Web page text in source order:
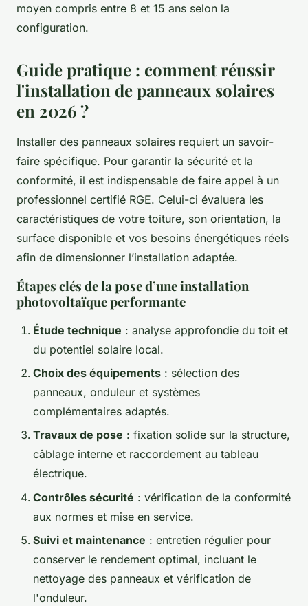
moyen compris entre 8 et 15 ans selon la
configuration.
Guide pratique : comment réussir
l'installation de panneaux solaires
en 2026 ?
Installer des panneaux solaires requiert un savoir-
faire spécifique. Pour garantir la sécurité et la
conformité, il est indispensable de faire appel à un
professionnel certifié RGE. Celui-ci évaluera les
caractéristiques de votre toiture, son orientation, la
surface disponible et vos besoins énergétiques réels
afin de dimensionner l’installation adaptée.
Étapes clés de la pose d’une installation
photovoltaïque performante
Étude technique : analyse approfondie du toit et
du potentiel solaire local.
Choix des équipements : sélection des
panneaux, onduleur et systèmes
complémentaires adaptés.
Travaux de pose : fixation solide sur la structure,
câblage interne et raccordement au tableau
électrique.
Contrôles sécurité : vérification de la conformité
aux normes et mise en service.
Suivi et maintenance : entretien régulier pour
conserver le rendement optimal, incluant le
nettoyage des panneaux et vérification de
l'onduleur.